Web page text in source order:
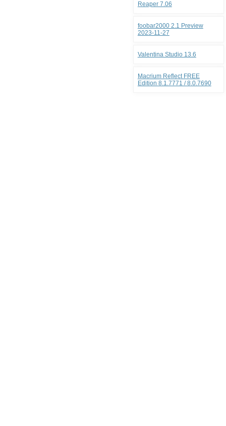
Reaper 7.06
foobar2000 2.1 Preview
2023-11-27
Valentina Studio 13.6
Macrium Reflect FREE
Edition 8.1.7771 / 8.0.7690